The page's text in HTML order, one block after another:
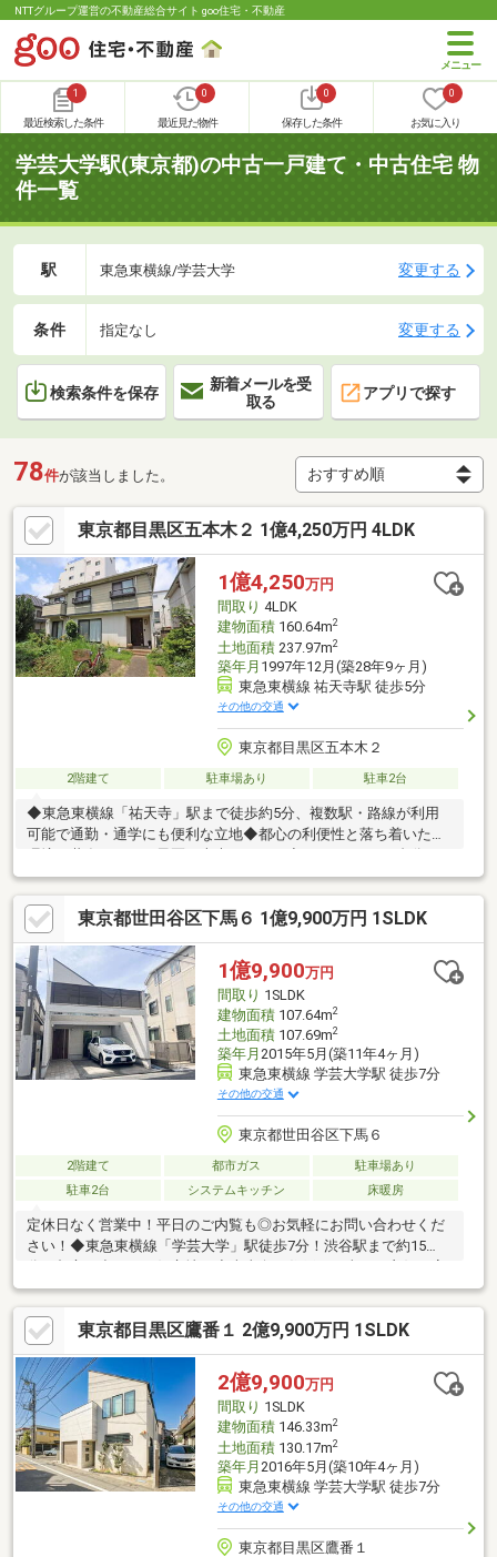
NTTグループ運営の不動産総合サイト goo住宅・不動産
1
最近検索した条件
0
最近見た物件
0
保存した条件
0
お気に入り
学芸大学駅(東京都)の中古一戸建て・中古住宅 物
件一覧
駅 東急東横線/学芸大学 変更する
条件 指定なし 変更する
検索条件を保存
新着メールを受
取る
アプリで探す
78件が該当しました。
東京都目黒区五本木２ 1億4,250万円 4LDK
1億4,250万円
間取り 4LDK
建物面積160.64m2
土地面積237.97m2
築年月 1997年12月(築28年9ヶ月)
東急東横線 祐天寺駅 徒歩5分
その他の交通
東京都目黒区五本木２
2階建て 駐車場あり 駐車2台
◆東急東横線「祐天寺」駅まで徒歩約5分、複数駅・路線が利用
可能で通勤・通学にも便利な立地◆都心の利便性と落ち着いた住
来客時やセカンドカー等にも対応(車種による)◆約23帖の広々と
したLDKの他、自然と家族が集うファミリーラウンジが備わった
住まい◆家族の寛ぎスペース等、足を伸ばしてゆったりと寛げる
和室有り◆ベッドを配置してもゆとりのある約11帖の主寝室◆全
居室6帖以上の広さでプライベート空間も充実◆大型の納戸が備
わり、季節物等の大きな荷物も十分に収納可能◆「五本木小学
校」まで徒歩約3分、「目黒中央中学校」まで徒歩約5分
東京都世田谷区下馬６ 1億9,900万円 1SLDK
1億9,900万円
間取り 1SLDK
建物面積107.64m2
土地面積107.69m2
築年月 2015年5月(築11年4ヶ月)
東急東横線 学芸大学駅 徒歩7分
その他の交通
東京都世田谷区下馬６
2階建て 都市ガス
駐車場あり
駐車2台
システムキッチン 床暖房
定休日なく営業中！平日のご内覧も◎お気軽にお問い合わせくだ
さい！◆東急東横線「学芸大学」駅徒歩7分！渋谷駅まで約15
い建物がなく、開放的な雰囲気です。◆2台駐車可能のゆったり
ガレージ。大きな車でも安心。来客時にも便利ですね。◆ 3LDK
へのリフォーム可能！（別途費用負担有）リフォームプランご相
談ください。◆公園や病院が近く、ファミリーでも安心。・碑文
谷公園徒歩6分（350m）・東京医療センタータクシー約8分バス約
14分購入・売却・リフォームから住宅ローンのことまで。専門部
署のあるウィルで手厚くサポート。
東京都目黒区鷹番１ 2億9,900万円 1SLDK
2億9,900万円
間取り 1SLDK
建物面積146.33m2
土地面積130.17m2
築年月 2016年5月(築10年4ヶ月)
東急東横線 学芸大学駅 徒歩7分
その他の交通
東京都目黒区鷹番１